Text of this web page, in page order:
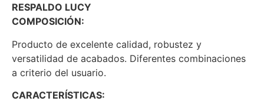
RESPALDO LUCY
COMPOSICIÓN:
Producto de excelente calidad, robustez y
versatilidad de acabados. Diferentes combinaciones
a criterio del usuario.
CARACTERÍSTICAS: